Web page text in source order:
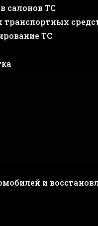
салонов ТС
транспортных
ТС
и